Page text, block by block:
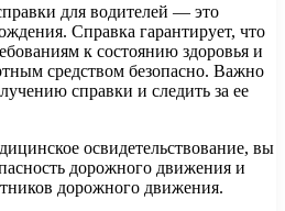
для водителей — это
Справка гарантирует, что
к состоянию здоровья и
средством безопасно. Важно
справки и следить за ее
освидетельствование, вы
дорожного движения и
дорожного движения.